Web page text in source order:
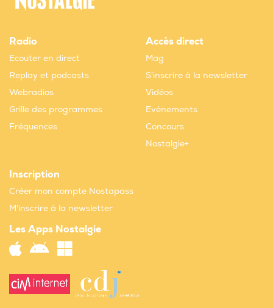
Radio
Ecouter en direct
Replay et podcasts
Webradios
Grille des programmes
Fréquences
Accès direct
Mag
S'inscrire à la newsletter
Vidéos
Evènements
Concours
Nostalgie+
Inscription
Créer mon compte Nostapass
M'inscrire à la newsletter
Les Apps Nostalgie